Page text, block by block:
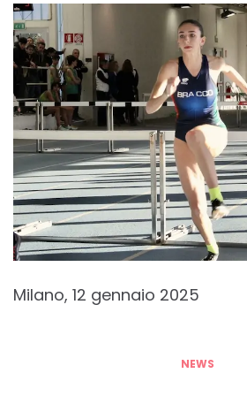
Milano, 12 gennaio 2025
NEWS